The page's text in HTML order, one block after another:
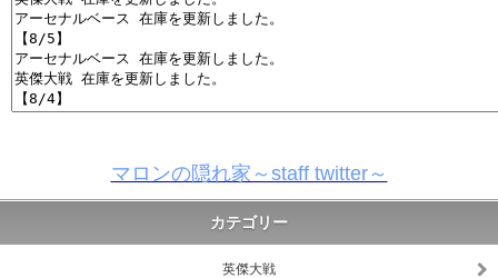
マロンの隠れ家～staff twitter～
カテゴリー
英傑大戦